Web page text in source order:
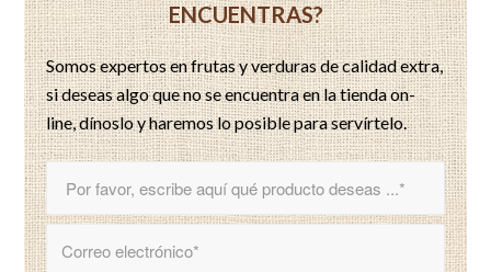
ENCUENTRAS?
Somos expertos en frutas y verduras de calidad extra,
si deseas algo que no se encuentra en la tienda on-
line, dínoslo y haremos lo posible para servírtelo.